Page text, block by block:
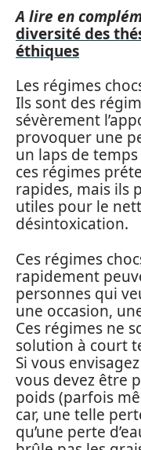
A lire en
diversité des
éthiques
Les régimes
Ils sont des
sévèrement
provoquer une
un laps de
ces régimes
rapides, mais ils
utiles pour le
désintoxication.
Ces régimes
rapidement
personnes qui
une occasion,
Ces régimes ne
solution à court
Si vous
vous devez être
poids (parfois
car, une telle
qu’une perte